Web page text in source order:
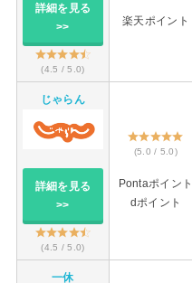
詳細を見る
>>
(4.5 / 5.0)
楽天ポイント
じゃらん
詳細を見る
>>
(4.5 / 5.0)
(5.0 / 5.0)
Pontaポイント
dポイント
一休